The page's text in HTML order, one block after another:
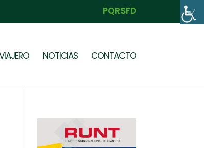
PQRSFD
NOTICIAS CONTACTO